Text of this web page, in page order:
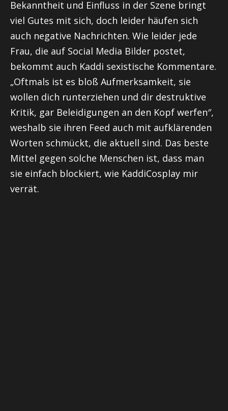
Bekanntheit und Einfluss in der Szene bringt
viel Gutes mit sich, doch leider häufen sich
auch negative Nachrichten. Wie leider jede
Frau, die auf Social Media Bilder postet,
bekommt auch Kaddi sexistische Kommentare.
„Oftmals ist es bloß Aufmerksamkeit, sie
wollen dich runterziehen und dir destruktive
Kritik, gar Beleidigungen an den Kopf werfen″,
weshalb sie ihren Feed auch mit aufklärenden
Worten schmückt, die aktuell sind. Das beste
Mittel gegen solche Menschen ist, dass man
sie einfach blockiert, wie KaddiCosplay mir
verrät.